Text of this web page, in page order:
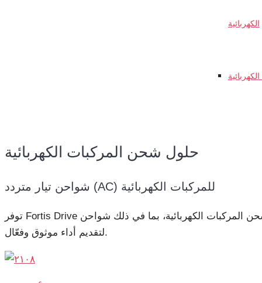
الكهربائية
حلول شحن المركبات الكهربائية
شواحن تيار متردد (AC) للمركبات الكهربائية
توفر Fortis Drive مجموعة شاملة من حلول شحن المركبات الكهربائية، بما في ذلك شواحن AC وشواحن DC وشواحن DC منفصلة (Split DC)، جميعها مصنعة ضمن شبكة إنتاجنا في الصين
لتقديم أداء موثوق وفعّال.